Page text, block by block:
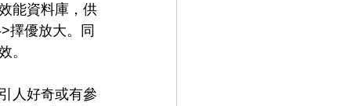
能資料庫，供
擇優放大。同
。
人好奇或有參